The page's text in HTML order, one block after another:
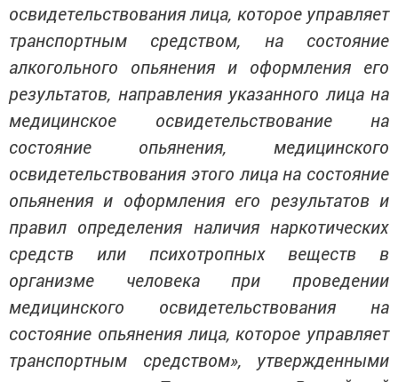
освидетельствования лица, которое управляет
транспортным средством, на состояние
алкогольного опьянения и оформления его
результатов, направления указанного лица на
медицинское освидетельствование на
состояние опьянения, медицинского
освидетельствования этого лица на состояние
опьянения и оформления его результатов и
правил определения наличия наркотических
средств или психотропных веществ в
организме человека при проведении
медицинского освидетельствования на
состояние опьянения лица, которое управляет
транспортным средством», утвержденными